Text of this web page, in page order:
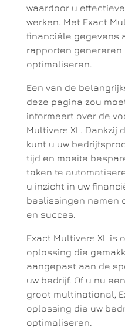
waardoor u
werken. Met Exact
financiële gegevens
rapporten
optimaliseren.
Een van de
deze pagina zou
informeert over de
Multivers XL. Dankzij
kunt u uw
tijd en moeite
taken te
u inzicht in uw
beslissingen nemen
en succes.
Exact Multivers XL is
oplossing die
aangepast aan de
uw bedrijf. Of u nu
groot multinational,
oplossing die uw
optimaliseren.